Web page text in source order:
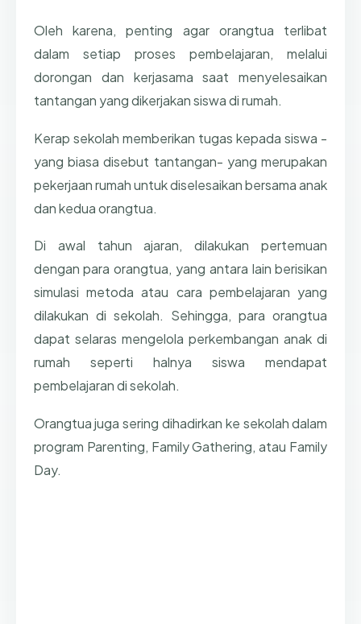
Oleh karena, penting agar orangtua terlibat
dalam setiap proses pembelajaran, melalui
dorongan dan kerjasama saat menyelesaikan
tantangan yang dikerjakan siswa di rumah.
Kerap sekolah memberikan tugas kepada siswa -
yang biasa disebut tantangan- yang merupakan
pekerjaan rumah untuk diselesaikan bersama anak
dan kedua orangtua.
Di awal tahun ajaran, dilakukan pertemuan
dengan para orangtua, yang antara lain berisikan
simulasi metoda atau cara pembelajaran yang
dilakukan di sekolah. Sehingga, para orangtua
dapat selaras mengelola perkembangan anak di
rumah seperti halnya siswa mendapat
pembelajaran di sekolah.
Orangtua juga sering dihadirkan ke sekolah dalam
program Parenting, Family Gathering, atau Family
Day.